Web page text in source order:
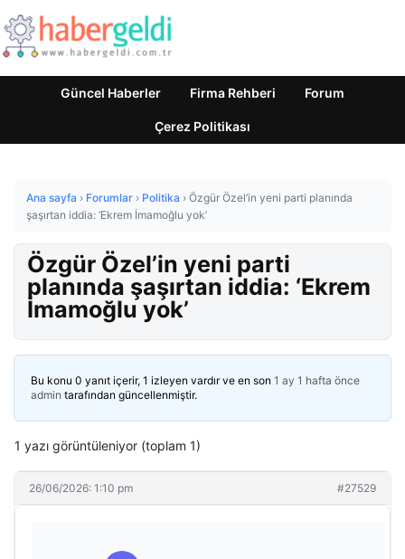
Güncel Haberler Firma Rehberi Forum
Çerez Politikası
Ana sayfa › Forumlar › Politika › Özgür Özel’in yeni parti planında
şaşırtan iddia: ‘Ekrem İmamoğlu yok’
Özgür Özel’in yeni parti
planında şaşırtan iddia: ‘Ekrem
İmamoğlu yok’
Bu konu 0 yanıt içerir, 1 izleyen vardır ve en son 1 ay 1 hafta önce
admin tarafından güncellenmiştir.
1 yazı görüntüleniyor (toplam 1)
26/06/2026: 1:10 pm #27529